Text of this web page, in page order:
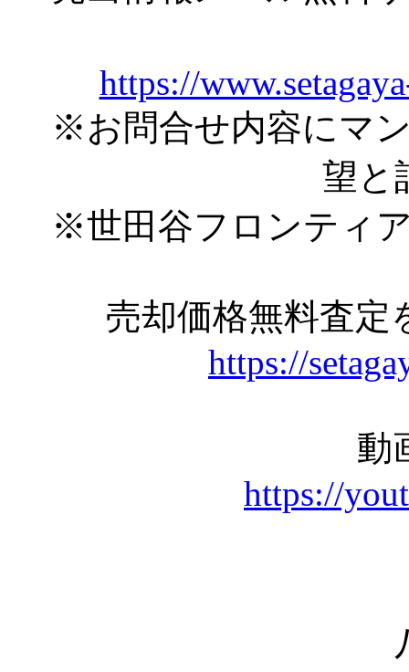
https://
※お問合せ内容にマ
望と
※世田谷フロンティ
売却価格無料査定
https://
動
https://